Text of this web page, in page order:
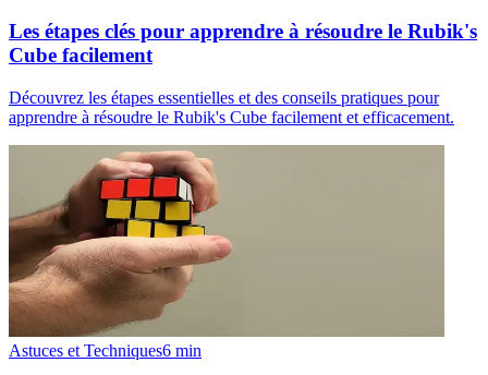
Les étapes clés pour apprendre à résoudre le Rubik's
Cube facilement
Découvrez les étapes essentielles et des conseils pratiques pour
apprendre à résoudre le Rubik's Cube facilement et efficacement.
Astuces et Techniques6 min